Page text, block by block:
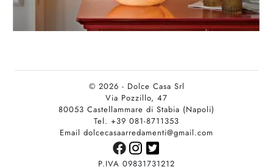
© 2026 - Dolce Casa Srl
Via Pozzillo, 47
80053 Castellammare di Stabia (Napoli)
Tel. +39 081-8711353
Email dolcecasaarredamenti@gmail.com
P.IVA 09831731212